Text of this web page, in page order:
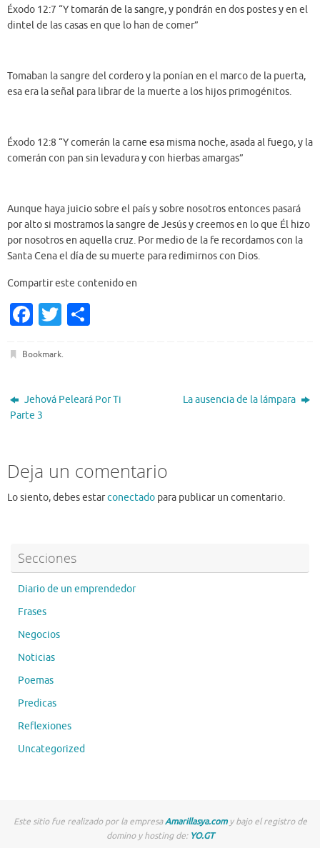
Éxodo 12:7 “Y tomarán de la sangre, y pondrán en dos postes y en el
dintel de las casas en que lo han de comer”
Tomaban la sangre del cordero y la ponían en el marco de la puerta,
esa era la señal para librar de la muerte a los hijos primogénitos.
Éxodo 12:8 “Y comerán la carne esa misma noche, asada al fuego, y la
comerán con pan sin levadura y con hierbas amargas”
Aunque haya juicio sobre el país y sobre nosotros entonces pasará
por alto si mostramos la sangre de Jesús y creemos en lo que Él hizo
por nosotros en aquella cruz. Por medio de la fe recordamos con la
Santa Cena el día de su muerte para redimirnos con Dios.
Compartir este contenido en
Fa
e
o
o
T
it
r
Bookmark.
Jehová Peleará Por Ti
Parte 3
La ausencia de la lámpara
Deja un comentario
Lo siento, debes estarconectado para publicar un comentario.
Secciones
Diario de un emprendedor
Frases
Negocios
Noticias
Poemas
Predicas
Reflexiones
Uncategorized
Este sitio fue realizado por la empresaAmarillasya.com y bajo el registro de
domino y hosting de: YO.GT